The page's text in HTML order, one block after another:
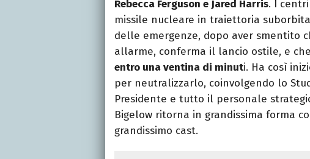
Rebecca Ferguson e Jared Harris. I
missile nucleare in traiettoria
delle emergenze, dopo aver smentito
allarme, conferma il lancio ostile, e che
entro una ventina di minuti. Ha così
per neutralizzarlo, coinvolgendo lo
Presidente e tutto il personale
Bigelow ritorna in grandissima forma
grandissimo cast.